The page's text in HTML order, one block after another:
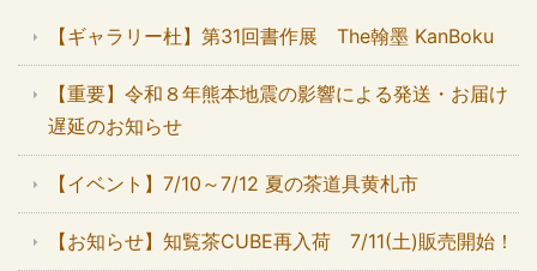
【ギャラリー杜】第31回書作展 The翰墨 KanBoku
【重要】令和８年熊本地震の影響による発送・お届け
遅延のお知らせ
【イベント】7/10～7/12 夏の茶道具黄札市
【お知らせ】知覧茶CUBE再入荷 7/11(土)販売開始！